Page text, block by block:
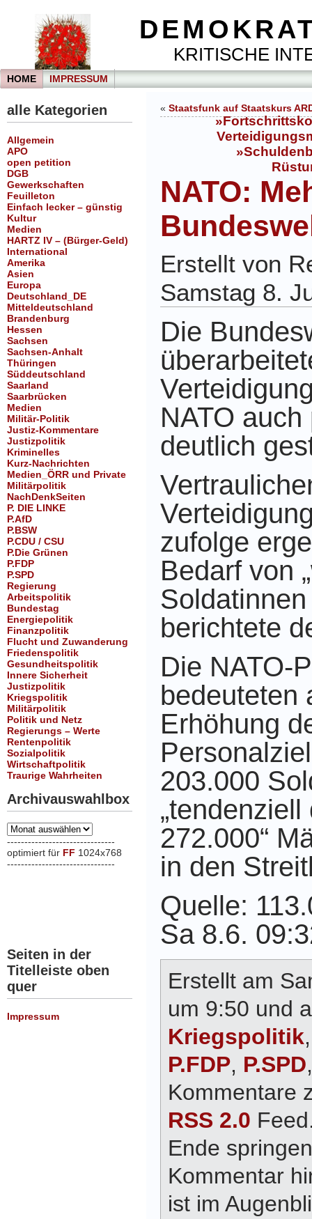
KRITISCHE
HOME IMPRESSUM
alle Kategorien
Allgemein
APO
open petition
DGB
Gewerkschaften
Feuilleton
Einfach lecker – günstig
Kultur
Medien
HARTZ IV – (Bürger-Geld)
International
Amerika
Asien
Europa
Deutschland_DE
Mitteldeutschland
Brandenburg
Hessen
Sachsen
Sachsen-Anhalt
Thüringen
Süddeutschland
Saarland
Saarbrücken
Medien
Militär-Politik
Justiz-Kommentare
Justizpolitik
Kriminelles
Kurz-Nachrichten
Medien_ÖRR und Private
Militärpolitik
NachDenkSeiten
P. DIE LINKE
P.AfD
P.BSW
P.CDU / CSU
P.Die Grünen
P.FDP
P.SPD
Regierung
Arbeitspolitik
Bundestag
Energiepolitik
Finanzpolitik
Flucht und Zuwanderung
Friedenspolitik
Gesundheitspolitik
Innere Sicherheit
Justizpolitik
Kriegspolitik
Militärpolitik
Politik und Netz
Regierungs – Werte
Rentenpolitik
Sozialpolitik
Wirtschaftpolitik
Traurige Wahrheiten
Archivauswahlbox
Archivauswahlbox
-------------------------------
optimiert für FF 1024x768
-------------------------------
Seiten in der
Titelleiste oben
quer
Impressum
« Staatsfunk auf Staatskurs
NATO:
Erstellt von
Samstag 8.
Die
NATO
deutlich
zufolge
Bedarf von
berichtete
Die NATO-
bedeuteten
Erhöhung
203.000
272.000“
in den
Quelle:
Sa 8.6.
Erstellt am
um 9:50 und
Kriegspolitik
P.FDP, P.SPD
Kommentare
RSS 2.0
Ende
Kommentar
ist im